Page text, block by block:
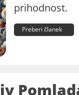
prihodnost.
Preberi članek